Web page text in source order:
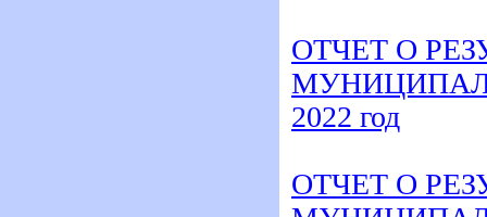
ОТЧЕТ О
2022 год
ОТЧЕТ О